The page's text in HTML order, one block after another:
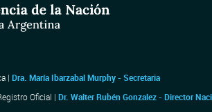
| Dra. María Ibarzabal Murphy - Secretaria
Oficial | Dr. Walter Rubén Gonzalez - Director